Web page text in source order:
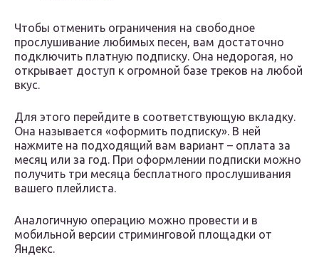
Чтобы отменить ограничения на свободное
прослушивание любимых песен, вам достаточно
подключить платную подписку. Она недорогая, но
открывает доступ к огромной базе треков на любой
вкус.
Для этого перейдите в соответствующую вкладку.
Она называется «оформить подписку». В ней
нажмите на подходящий вам вариант – оплата за
месяц или за год. При оформлении подписки можно
получить три месяца бесплатного прослушивания
вашего плейлиста.
Аналогичную операцию можно провести и в
мобильной версии стриминговой площадки от
Яндекс.